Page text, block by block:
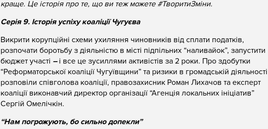
краще. Це історія про те, що ви теж можете #ТворитиЗміни.
Серія 9. Історія успіху коаліції Чугуєва
Викрити корупційні схеми ухиляння чиновників від сплати податків,
розпочати боротьбу з діяльністю в місті підпільних “наливайок”, запустити
бюджет участі – і все це зусиллями активістів за 2 роки. Про здобутки
“Реформаторської коаліції Чугуївщини” та ризики в громадській діяльності
розповіли співголова коаліції, правозахисник Роман Лихачов та експерт
коаліції виконавчий директор організації “Агенція локальних ініціатив”
Сергій Омелічкін.
“Нам погрожують, бо сильно допекли”